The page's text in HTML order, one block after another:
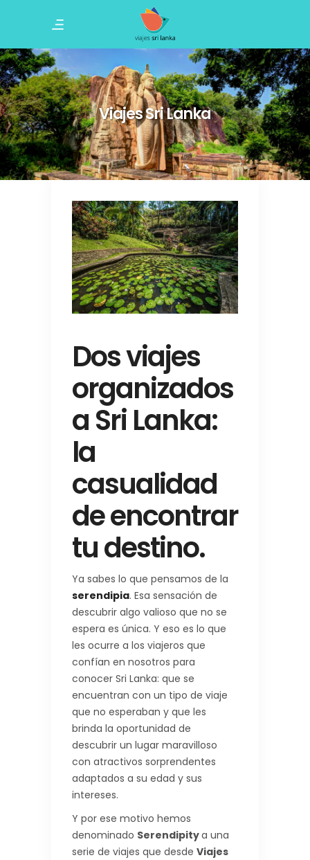
Viajes Sri Lanka
Dos viajes
organizados
a Sri Lanka:
la
casualidad
de encontrar
tu destino.
Ya sabes lo que pensamos de la
serendipia. Esa sensación de
descubrir algo valioso que no se
espera es única. Y eso es lo que
les ocurre a los viajeros que
confían en nosotros para
conocer Sri Lanka: que se
encuentran con un tipo de viaje
que no esperaban y que les
brinda la oportunidad de
descubrir un lugar maravilloso
con atractivos sorprendentes
adaptados a su edad y sus
intereses.
Y por ese motivo hemos
denominado Serendipitya una
serie de viajes que desde Viajes